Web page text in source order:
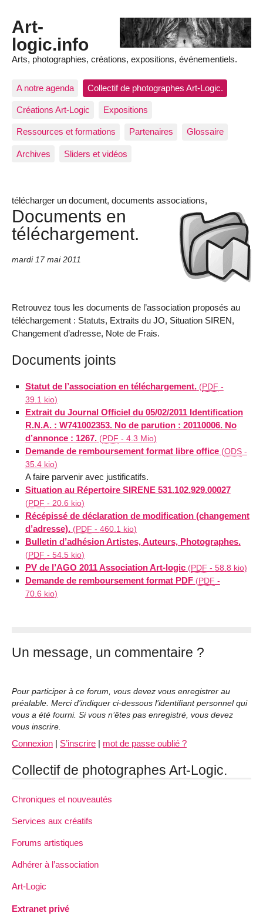
Art-
logic.info
Arts, photographies, créations, expositions, événementiels.
A notre agenda Collectif de photographes Art-Logic.
Créations Art-Logic Expositions
Ressources et formations Partenaires Glossaire
Archives Sliders et vidéos
télécharger un document, documents associations,
Documents en
téléchargement.
mardi 17 mai 2011
Retrouvez tous les documents de l’association proposés au
téléchargement : Statuts, Extraits du JO, Situation SIREN,
Changement d’adresse, Note de Frais.
Documents joints
Statut de l’association en téléchargement. (PDF -
39.1 kio)
Extrait du Journal Officiel du 05/02/2011 Identification
R.N.A. : W741002353. No de parution : 20110006. No
d’annonce : 1267. (PDF - 4.3 Mio)
Demande de remboursement format libre office (ODS-
35.4 kio)
A faire parvenir avec justificatifs.
Situation au Répertoire SIRENE 531.102.929.00027
(PDF - 20.6 kio)
Récépissé de déclaration de modification (changement
d’adresse). (PDF - 460.1 kio)
Bulletin d’adhésion Artistes, Auteurs, Photographes.
(PDF - 54.5 kio)
PV de l’AGO 2011 Association Art-logic (PDF - 58.8 kio)
Demande de remboursement format PDF (PDF -
70.6 kio)
Un message, un commentaire ?
Pour participer à ce forum, vous devez vous enregistrer au
préalable. Merci d’indiquer ci-dessous l’identifiant personnel qui
vous a été fourni. Si vous n’êtes pas enregistré, vous devez
vous inscrire.
Connexion | S’inscrire | mot de passe oublié ?
Collectif de photographes Art-Logic.
Chroniques et nouveautés
Services aux créatifs
Forums artistiques
Adhérer à l’association
Art-Logic
Extranet privé